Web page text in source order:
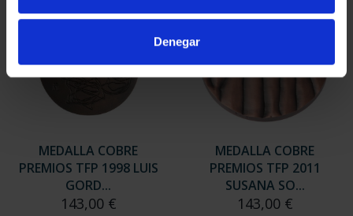
Denegar
MEDALLA COBRE
PREMIOS TFP 1998 LUIS
GORD...
143,00 €
MEDALLA COBRE
PREMIOS TFP 2011
SUSANA SO...
143,00 €